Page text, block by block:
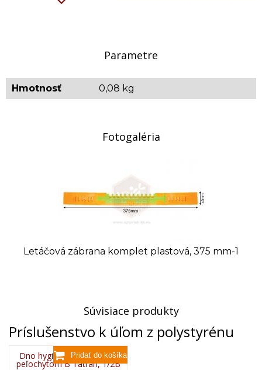
úľa a pritom bol úľ vetraný. V tom prípade "ozubenú"
Rozmery: 375 x 35 mm
Orientačná hmotnosť: 0,080 kg
Parametre
Hmotnosť 0,08 kg
Fotogaléria
Letáčová zábrana komplet plastová, 375 mm-1
Súvisiace produkty
Príslušenstvo k úľom z polystyrénu
Dno hygienické plastové s
peľochytom B Tatran, 1/2B